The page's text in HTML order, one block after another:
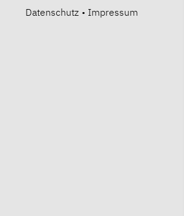
Datenschutz • Impressum